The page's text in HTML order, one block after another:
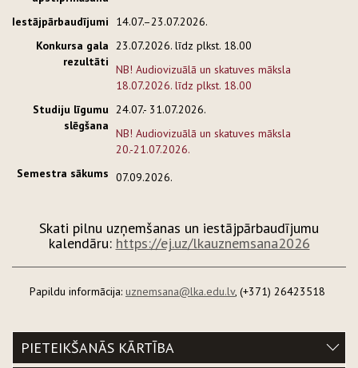
Iestājpārbaudījumi
14.07.–23.07.2026.
Konkursa gala
rezultāti
23.07.2026. līdz plkst. 18.00
NB! Audiovizuālā un skatuves māksla
18.07.2026. līdz plkst. 18.00
Studiju līgumu
slēgšana
24.07.- 31.07.2026.
NB! Audiovizuālā un skatuves māksla
20.-21.07.2026.
Semestra sākums 07.09.2026.
Skati pilnu uzņemšanas un iestājpārbaudījumu
kalendāru: https://ej.uz/lkauznemsana2026
Papildu informācija: uznemsana@lka.edu.lv, (+371) 26423518
PIETEIKŠANĀS KĀRTĪBA